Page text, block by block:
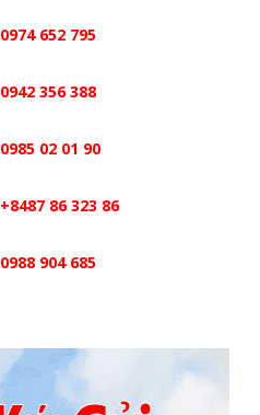
0974 652 795
0942 356 388
0985 02 01 90
+8487 86 323 86
0988 904 685